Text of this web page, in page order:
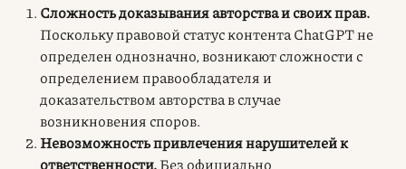
Сложность доказывания авторства и своих прав.
Поскольку правовой статус контента ChatGPT не
определен однозначно, возникают сложности с
определением правообладателя и
доказательством авторства в случае
возникновения споров.
Невозможность привлечения нарушителей к
ответственности.Без официально